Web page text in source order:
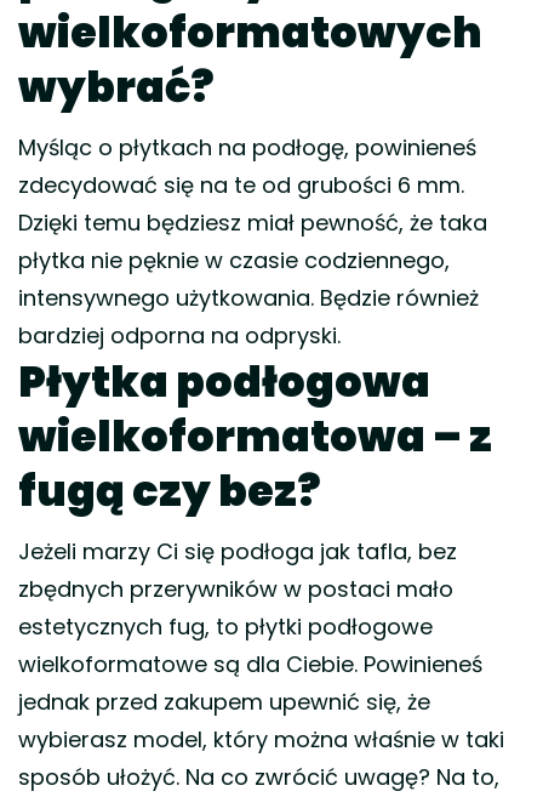
wielkoformatowych
wybrać?
Myśląc o płytkach na podłogę, powinieneś
zdecydować się na te od grubości 6 mm.
Dzięki temu będziesz miał pewność, że taka
płytka nie pęknie w czasie codziennego,
intensywnego użytkowania. Będzie również
bardziej odporna na odpryski.
Płytka podłogowa
wielkoformatowa – z
fugą czy bez?
Jeżeli marzy Ci się podłoga jak tafla, bez
zbędnych przerywników w postaci mało
estetycznych fug, to płytki podłogowe
wielkoformatowe są dla Ciebie. Powinieneś
jednak przed zakupem upewnić się, że
wybierasz model, który można właśnie w taki
sposób ułożyć. Na co zwrócić uwagę? Na to,